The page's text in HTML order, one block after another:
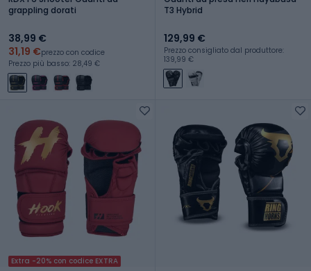
grappling dorati
38,99 €
31,19 €prezzo con codice
Prezzo più basso: 28,49 €
T3 Hybrid
129,99 €
Prezzo consigliato dal produttore:
139,99 €
Extra -20% con codice EXTRA